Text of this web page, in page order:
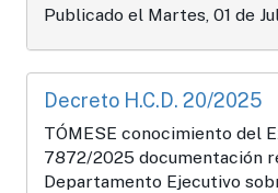
Publicado el Martes, 01 de
Decreto H.C.D. 20/2025
TÓMESE conocimiento del
7872/2025 documentación
Departamento Ejecutivo